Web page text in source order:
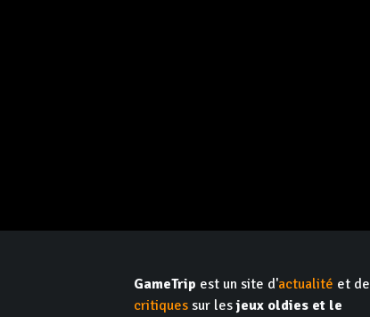
GameTrip est un site d'actualité et de
critiques sur lesjeux oldies et le